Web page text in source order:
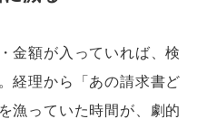
金額が入っていれば、検
経理から「あの請求書ど
漁っていた時間が、劇的